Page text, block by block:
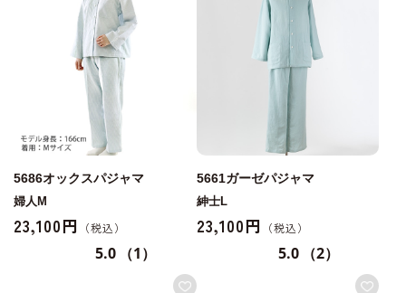
5686オックスパジャマ
婦人M
23,100円
5.0 （1）
5661ガーゼパジャマ
紳士L
23,100円
5.0 （2）